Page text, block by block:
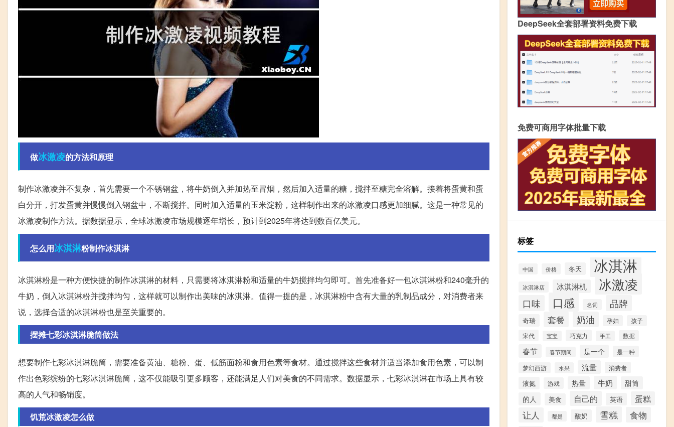
做冰激凌的方法和原理
制作冰激凌并不复杂，首先需要一个不锈钢盆，将牛奶倒入并加热至冒烟，然后加入适量的糖，搅拌至糖完全溶解。接着将蛋黄和蛋
白分开，打发蛋黄并慢慢倒入钢盆中，不断搅拌。同时加入适量的玉米淀粉，这样制作出来的冰激凌口感更加细腻。这是一种常见的
冰激凌制作方法。据数据显示，全球冰激凌市场规模逐年增长，预计到2025年将达到数百亿美元。
怎么用冰淇淋粉制作冰淇淋
冰淇淋粉是一种方便快捷的制作冰淇淋的材料，只需要将冰淇淋粉和适量的牛奶搅拌均匀即可。首先准备好一包冰淇淋粉和240毫升的
牛奶，倒入冰淇淋粉并搅拌均匀，这样就可以制作出美味的冰淇淋。值得一提的是，冰淇淋粉中含有大量的乳制品成分，对消费者来
说，选择合适的冰淇淋粉也是至关重要的。
摆摊七彩冰淇淋脆筒做法
想要制作七彩冰淇淋脆筒，需要准备黄油、糖粉、蛋、低筋面粉和食用色素等食材。通过搅拌这些食材并适当添加食用色素，可以制
作出色彩缤纷的七彩冰淇淋脆筒，这不仅能吸引更多顾客，还能满足人们对美食的不同需求。数据显示，七彩冰淇淋在市场上具有较
高的人气和畅销度。
饥荒冰激凌怎么做
DeepSeek全套部署资料免费下载
免费可商用字体批量下载
标签
中国 价格 冬天 冰淇淋
冰淇淋店 冰淇淋机 冰激凌
口味 口感 名词 品牌
奇瑞 套餐 奶油 孕妇 孩子
宋代 宝宝 巧克力 手工 数据
春节 春节期间 是一个 是一种
梦幻西游 水果 流量 消费者
液氮 游戏 热量 牛奶
甜筒
的人
美食 自己的 英语 蛋糕
让人 都是 酸奶 雪糕 食物